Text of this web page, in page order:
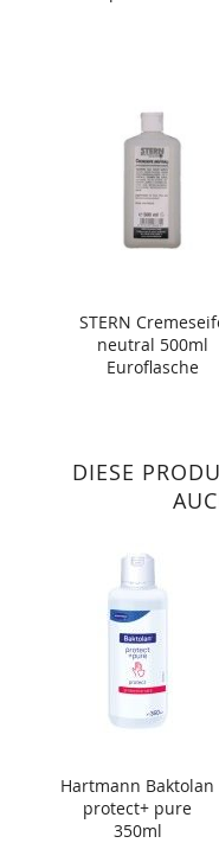
STERN
neutral 500ml
Euroflasche
DIESE
Hartmann Baktolan
protect+ pure
350ml